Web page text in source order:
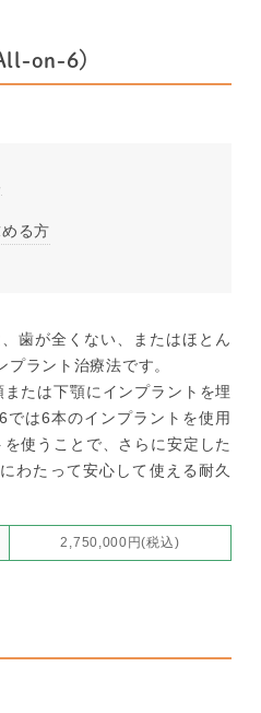
on-6）
る方
歯が全くない、またはほとん
ラント治療法です。
たは下顎にインプラントを埋
は6本のインプラントを使用
使うことで、さらに安定した
わたって安心して使える耐久
2,750,000円(税込)